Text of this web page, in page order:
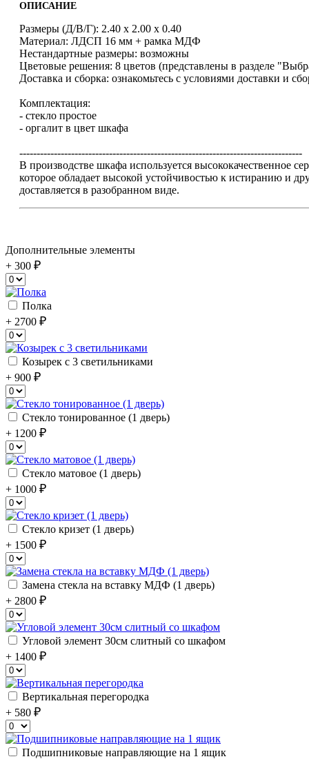
ОПИСАНИЕ
Размеры (Д/В/Г): 2.40 х 2.00 х 0.40
Материал: ЛДСП 16 мм + рамка МДФ
Нестандартные размеры: возможны
Цветовые решения: 8 цветов (представлены в разделе
Доставка и сборка: ознакомьтесь с условиями доставки и
Комплектация:
- стекло простое
- оргалит в цвет шкафа
----------------------------------------------------------------------------------
В производстве шкафа используется
которое обладает высокой устойчивостью к истиранию и
доставляется в разобранном виде.
Дополнительные элементы
+ 300
Полка
+ 2700
Козырек с 3 светильниками
+ 900
Стекло тонированное (1 дверь)
+ 1200
Стекло матовое (1 дверь)
+ 1000
Стекло кризет (1 дверь)
+ 1500
Замена стекла на вставку МДФ (1 дверь)
+ 2800
Угловой элемент 30см слитный со шкафом
+ 1400
Вертикальная перегородка
+ 580
Подшипниковые направляющие на 1 ящик